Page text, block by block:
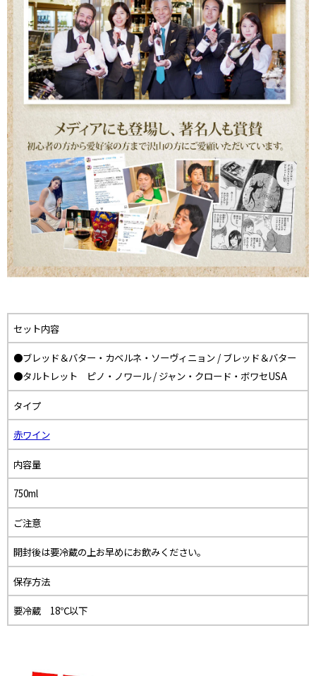
セット内容
●ブレッド＆バター・カベルネ・ソーヴィニョン / ブレッド＆バター
●タルトレット ピノ・ノワール / ジャン・クロード・ボワセUSA
タイプ
赤ワイン
内容量
750ml
ご注意
開封後は要冷蔵の上お早めにお飲みください。
保存方法
要冷蔵 18℃以下